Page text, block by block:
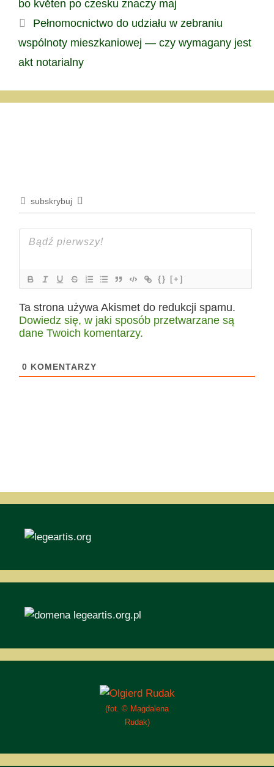
bo květen po czesku znaczy maj
Pełnomocnictwo do udziału w zebraniu
wspólnoty mieszkaniowej — czy wymagany jest
akt notarialny
subskrybuj
{} [+]
Ta strona używa Akismet do redukcji spamu.
Dowiedz się, w jaki sposób przetwarzane są
dane Twoich komentarzy.
0 KOMENTARZY
(fot. © Magdalena
Rudak)